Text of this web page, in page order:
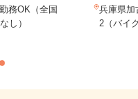
務OK（全国
し）
兵庫県加
2（バイ